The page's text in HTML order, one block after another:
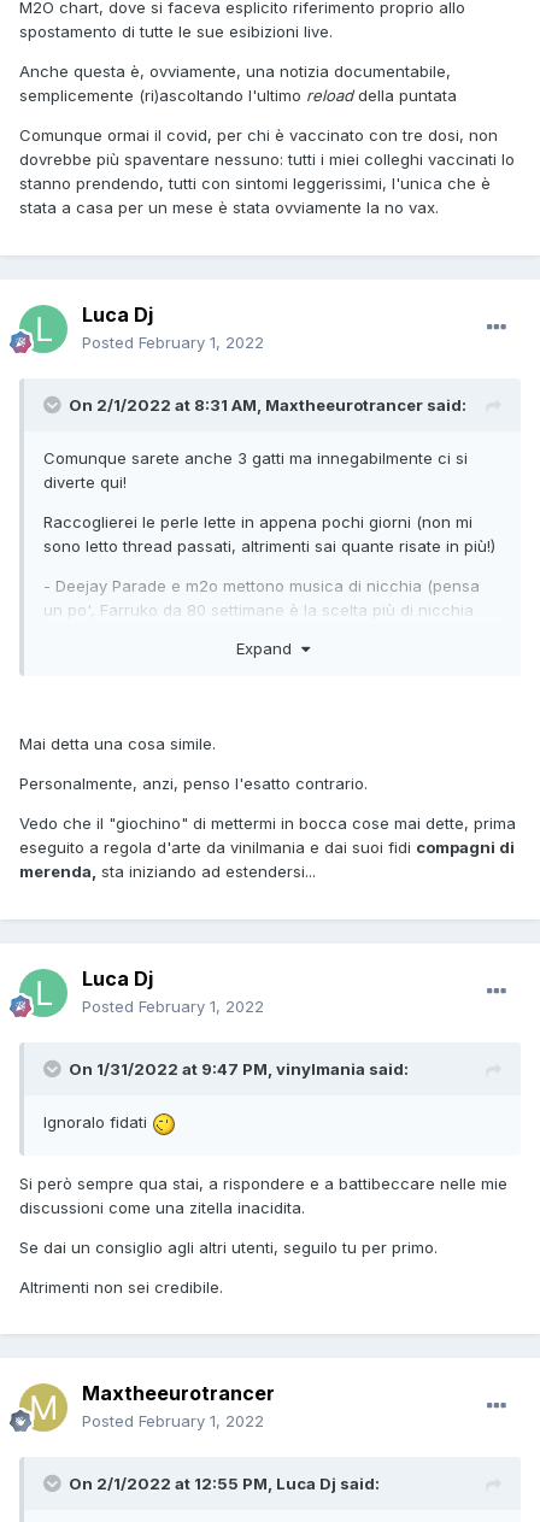
M2O chart, dove si faceva esplicito riferimento proprio allo
spostamento di tutte le sue esibizioni live.
Anche questa è, ovviamente, una notizia documentabile,
semplicemente (ri)ascoltando l'ultimo reloaddella puntata
Comunque ormai il covid, per chi è vaccinato con tre dosi, non
dovrebbe più spaventare nessuno: tutti i miei colleghi vaccinati lo
stanno prendendo, tutti con sintomi leggerissimi, l'unica che è
stata a casa per un mese è stata ovviamente la no vax.
Luca Dj
Posted February 1, 2022
On 2/1/2022 at 8:31 AM, Maxtheeurotrancer said:
Comunque sarete anche 3 gatti ma innegabilmente ci si
diverte qui!
Raccoglierei le perle lette in appena pochi giorni (non mi
sono letto thread passati, altrimenti sai quante risate in più!)
- Deejay Parade e m2o mettono musica di nicchia (pensa
un po', Farruko da 80 settimane è la scelta più di nicchia
Expand
Mai detta una cosa simile.
Personalmente, anzi, penso l'esatto contrario.
Vedo che il "giochino" di mettermi in bocca cose mai dette, prima
eseguito a regola d'arte da vinilmania e dai suoi fidi compagni di
merenda, sta iniziando ad estendersi...
Luca Dj
Posted February 1, 2022
On 1/31/2022 at 9:47 PM, vinylmania said:
Ignoralo fidati
Si però sempre qua stai, a rispondere e a battibeccare nelle mie
discussioni come una zitella inacidita.
Se dai un consiglio agli altri utenti, seguilo tu per primo.
Altrimenti non sei credibile.
Maxtheeurotrancer
Posted February 1, 2022
On 2/1/2022 at 12:55 PM, Luca Dj said: